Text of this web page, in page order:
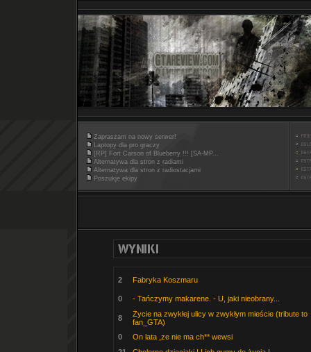
Zapraszam na nowy serwer!
Laptopy dla pro graczy
[RP] Fort Carson of Blueberry !!! [SA-MP...
Alternatywa dla stron z radiami
Alternatywa dla stron z radiostacjami
Poszukje ekipy
2 Fabryka Koszmaru
0 - Tańczymy makarene. - U, jaki nieobrany...
8
Życie na zwykłej ulicy w zwykłym mieście (tribute to
fan_GTA)
0
On lata ,ze nie ma ch** wewsi